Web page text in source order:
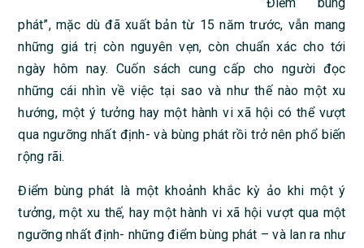
phát”, mặc dù đã xuất bản từ 15 năm trước, vẫn mang
những giá trị còn nguyên vẹn, còn chuẩn xác cho tới
ngày hôm nay. Cuốn sách cung cấp cho người đọc
những cái nhìn về việc tại sao và như thế nào một xu
hướng, một ý tưởng hay một hành vi xã hội có thể vượt
qua ngưỡng nhất định- và bùng phát rồi trở nên phổ biến
rộng rãi.
Điểm bùng phát là một khoảnh khắc kỳ ảo khi một ý
tưởng, một xu thế, hay một hành vi xã hội vượt qua một
ngưỡng nhất định- những điểm bùng phát – và lan ra như